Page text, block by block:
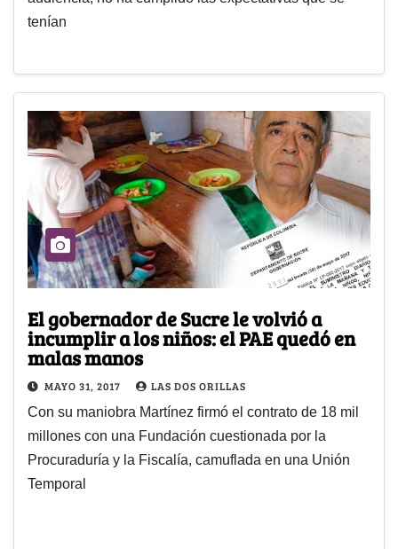
tenían
El gobernador de Sucre le volvió a
incumplir a los niños: el PAE quedó en
malas manos
MAYO 31, 2017 LAS DOS ORILLAS
Con su maniobra Martínez firmó el contrato de 18 mil
millones con una Fundación cuestionada por la
Procuraduría y la Fiscalía, camuflada en una Unión
Temporal